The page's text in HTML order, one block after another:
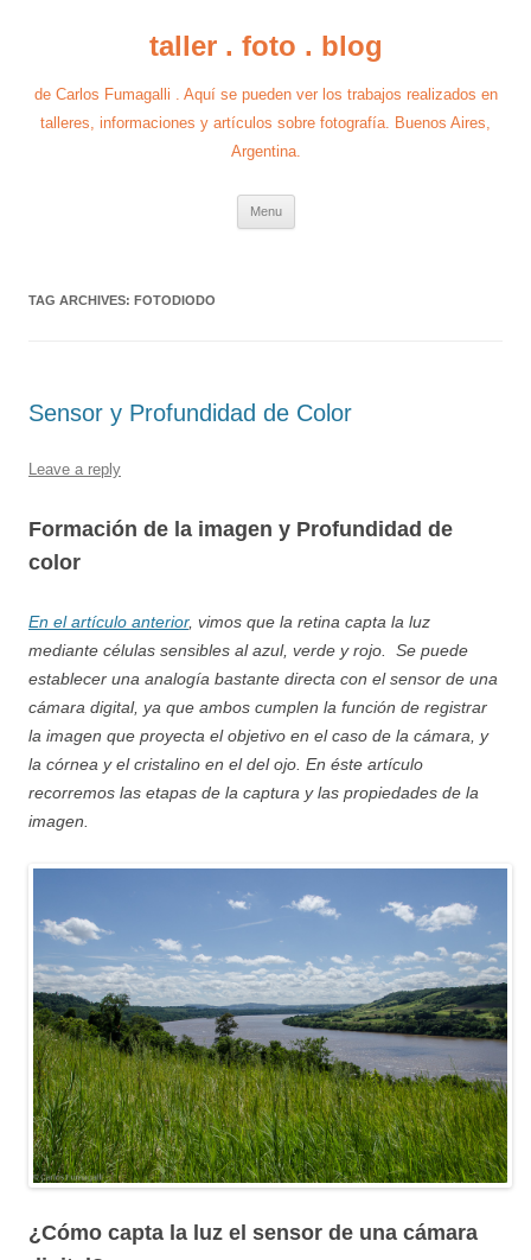
taller . foto . blog
de Carlos Fumagalli . Aquí se pueden ver los trabajos realizados en
talleres, informaciones y artículos sobre fotografía. Buenos Aires,
Argentina.
Menu
TAG ARCHIVES: FOTODIODO
Sensor y Profundidad de Color
Leave a reply
Formación de la imagen y Profundidad de
color
En el artículo anterior, vimos que la retina capta la luz
mediante células sensibles al azul, verde y rojo. Se puede
establecer una analogía bastante directa con el sensor de una
cámara digital, ya que ambos cumplen la función de registrar
la imagen que proyecta el objetivo en el caso de la cámara, y
la córnea y el cristalino en el del ojo. En éste artículo
recorremos las etapas de la captura y las propiedades de la
imagen.
¿Cómo capta la luz el sensor de una cámara